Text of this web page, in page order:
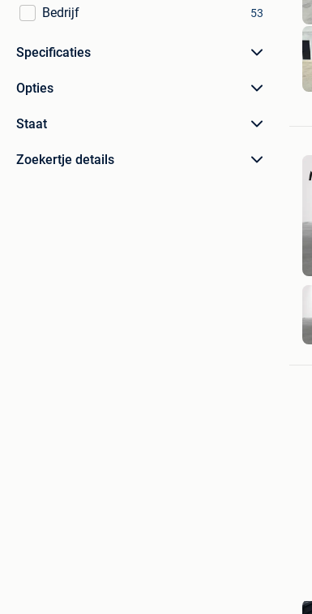
Bedrijf 53
Specificaties
Opties
Staat
Zoekertje details